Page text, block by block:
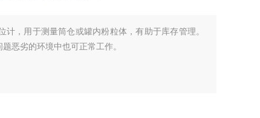
计，用于测量筒仓或罐内粉粒体，有助于库存管理。
恶劣的环境中也可正常工作。